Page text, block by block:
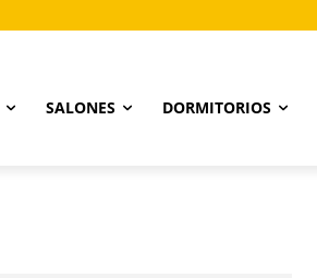
SALONES DORMITORIOS